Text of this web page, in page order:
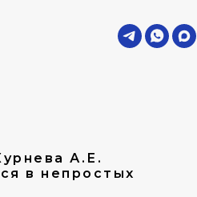
А.Е.
в непростых